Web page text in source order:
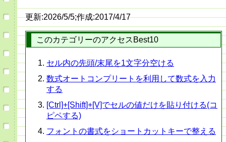
更新:2026/5/5;作成:2017/4/17
このカテゴリーのアクセスBest10
セル内の先頭/末尾を1文字分空ける
数式オートコンプリートを利用して数式を入力
する
[Ctrl]+[Shift]+[V]でセルの値だけを貼り付ける(コ
ピペする)
フォントの書式をショートカットキーで整える